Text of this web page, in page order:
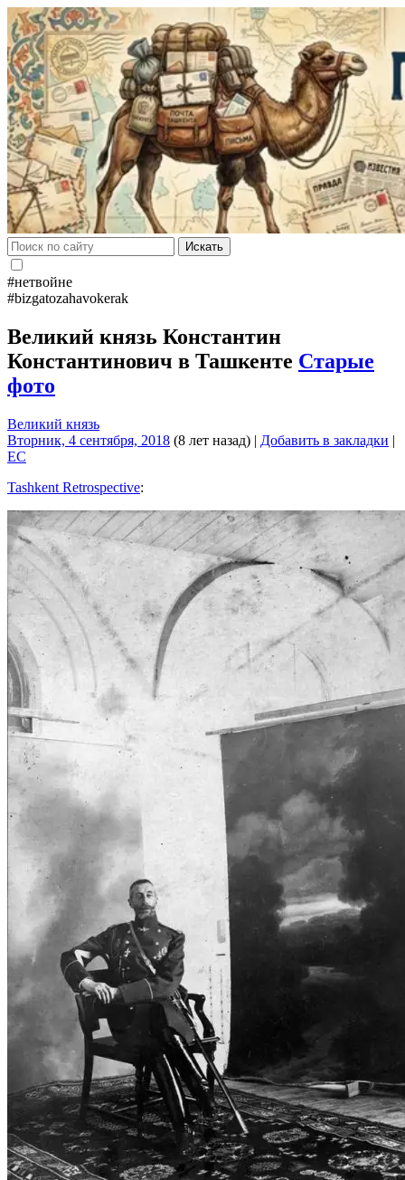
Искать
#нетвойне
#bizgatozahavokerak
Великий князь Константин
Константинович в Ташкенте Старые
фото
Великий князь
Вторник, 4 сентября, 2018 (8 лет назад) | Добавить в закладки |
EC
Tashkent Retrospective: